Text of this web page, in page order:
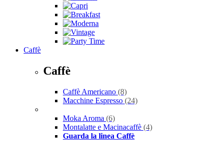
Caffè
Caffè
Caffè Americano (8)
Macchine Espresso (24)
Moka Aroma (6)
Montalatte e Macinacaffè (4)
Guarda la linea Caffè